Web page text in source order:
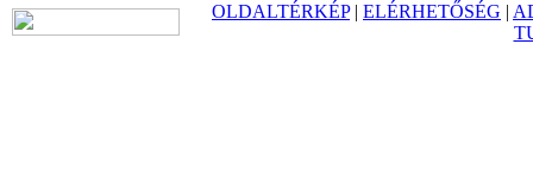
OLDALTÉRKÉP| ELÉRHETŐSÉG |